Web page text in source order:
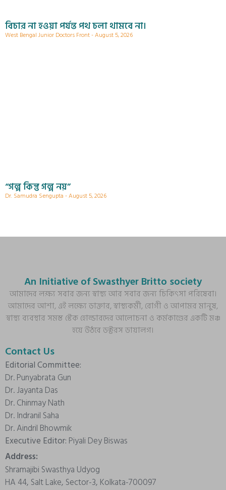
বিচার না হওয়া পর্যন্ত পথ চলা থামবে না।
West Bengal Junior Doctors Front August 5, 2026
“গল্প কিন্তু গল্প নয়”
Dr. Samudra Sengupta August 5, 2026
An Initiative of Swasthyer Britto society
আমাদের লক্ষ্য সবার জন্য স্বাস্থ্য আর সবার জন্য চিকিৎসা পরিষেবা।
আমাদের আশা, এই লক্ষ্যে ডাক্তার, স্বাস্থ্যকর্মী, রোগী ও আপামর মানুষ,
স্বাস্থ্য ব্যবস্থার সমস্ত স্টেক হোল্ডারদের আলোচনা ও কর্মকাণ্ডের একটি মঞ্চ
হয়ে উঠবে ডক্টরস ডায়ালগ।
Contact Us
Editorial Committee:
Dr. Punyabrata Gun
Dr. Jayanta Das
Dr. Chinmay Nath
Dr. Indranil Saha
Dr. Aindril Bhowmik
Executive Editor: Piyali Dey Biswas
Address:
Shramajibi Swasthya Udyog
HA 44, Salt Lake, Sector-3, Kolkata-700097